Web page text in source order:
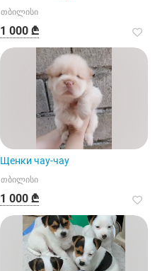
თბილისი
1 000 ₾
Щенки чау-чау
თბილისი
1 000 ₾